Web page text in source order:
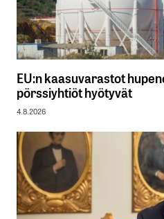
EU:n kaasuvarastot
pörssiyhtiöt hyötyvät
4.8.2026